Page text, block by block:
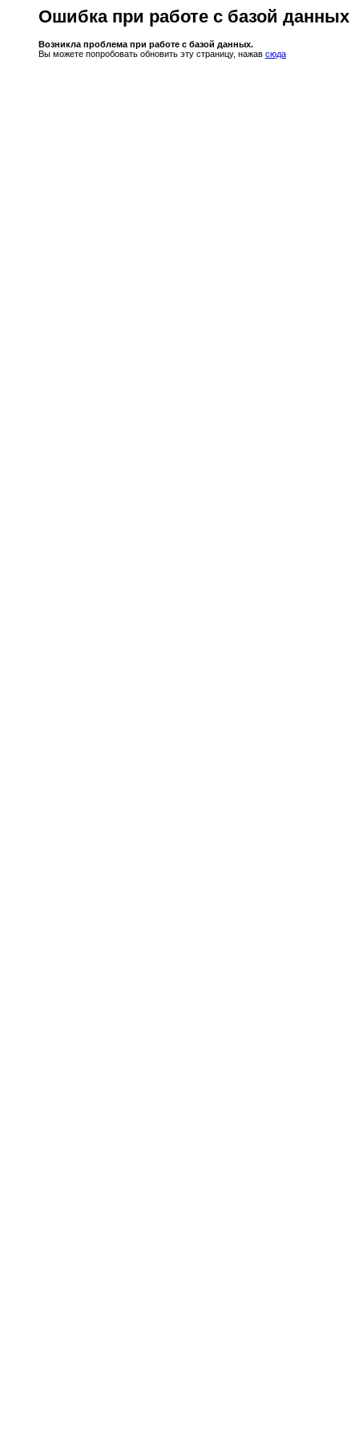
Ошибка при работе с базой данных
Возникла проблема при работе с базой данных.
Вы можете попробовать обновить эту страницу, нажав сюда